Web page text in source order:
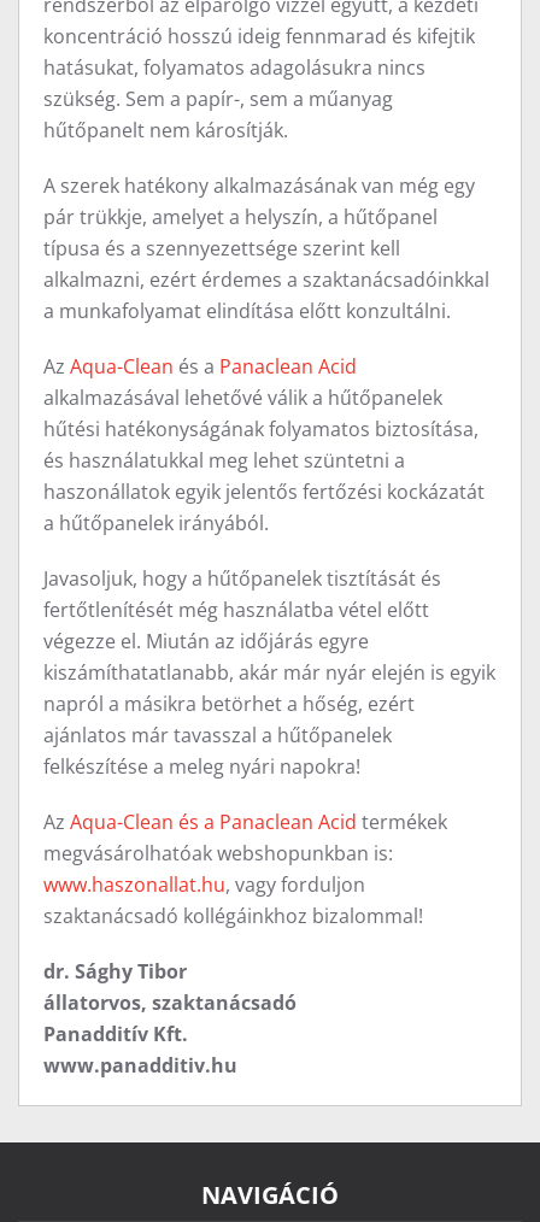
koncentráció hosszú ideig fennmarad és kifejtik
hatásukat, folyamatos adagolásukra nincs
szükség. Sem a papír-, sem a műanyag
hűtőpanelt nem károsítják.
A szerek hatékony alkalmazásának van még egy
pár trükkje, amelyet a helyszín, a hűtőpanel
típusa és a szennyezettsége szerint kell
alkalmazni, ezért érdemes a szaktanácsadóinkkal
a munkafolyamat elindítása előtt konzultálni.
Az Aqua-Clean és a Panaclean Acid
alkalmazásával lehetővé válik a hűtőpanelek
hűtési hatékonyságának folyamatos biztosítása,
és használatukkal meg lehet szüntetni a
haszonállatok egyik jelentős fertőzési kockázatát
a hűtőpanelek irányából.
Javasoljuk, hogy a hűtőpanelek tisztítását és
fertőtlenítését még használatba vétel előtt
végezze el. Miután az időjárás egyre
kiszámíthatatlanabb, akár már nyár elején is egyik
napról a másikra betörhet a hőség, ezért
ajánlatos már tavasszal a hűtőpanelek
felkészítése a meleg nyári napokra!
Az Aqua-Clean és a Panaclean Acid termékek
megvásárolhatóak webshopunkban is:
www.haszonallat.hu, vagy forduljon
szaktanácsadó kollégáinkhoz bizalommal!
dr. Sághy Tibor
állatorvos, szaktanácsadó
Panadditív Kft.
www.panadditiv.hu
NAVIGÁCIÓ